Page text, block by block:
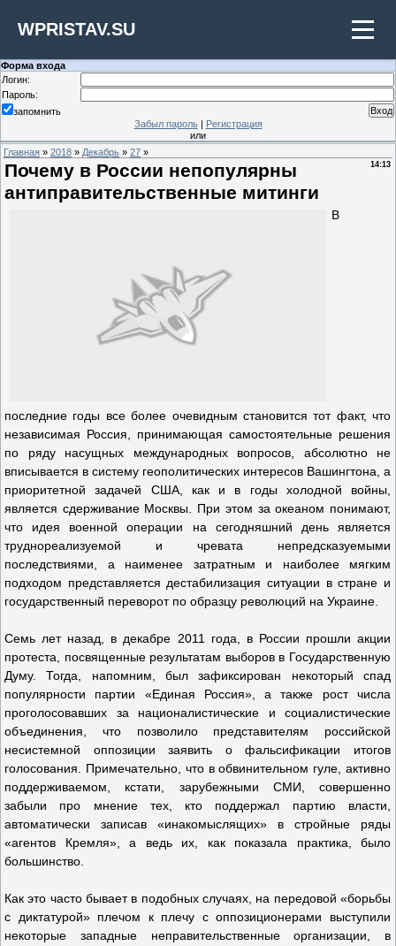
WPRISTAV.SU
Форма входа
Логин:
Пароль:
запомнить
Забыл пароль| Регистрация
или
Главная » 2018 » Декабрь » 27 »
14:13
Почему в России непопулярны
антиправительственные митинги
В
последние годы все более очевидным становится тот факт, что
независимая Россия, принимающая самостоятельные решения
по ряду насущных международных вопросов, абсолютно не
вписывается в систему геополитических интересов Вашингтона, а
приоритетной задачей США, как и в годы холодной войны,
является сдерживание Москвы. При этом за океаном понимают,
что идея военной операции на сегодняшний день является
труднореализуемой и чревата непредсказуемыми
последствиями, а наименее затратным и наиболее мягким
подходом представляется дестабилизация ситуации в стране и
государственный переворот по образцу революций на Украине.
Семь лет назад, в декабре 2011 года, в России прошли акции
протеста, посвященные результатам выборов в Государственную
Думу. Тогда, напомним, был зафиксирован некоторый спад
популярности партии «Единая Россия», а также рост числа
проголосовавших за националистические и социалистические
объединения, что позволило представителям российской
несистемной оппозиции заявить о фальсификации итогов
голосования. Примечательно, что в обвинительном гуле, активно
поддерживаемом, кстати, зарубежными СМИ, совершенно
забыли про мнение тех, кто поддержал партию власти,
автоматически записав «инакомыслящих» в стройные ряды
«агентов Кремля», а ведь их, как показала практика, было
большинство.
Как это часто бывает в подобных случаях, на передовой «борьбы
с диктатурой» плечом к плечу с оппозиционерами выступили
некоторые западные неправительственные организации, в